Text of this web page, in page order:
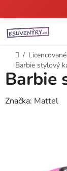
na
obsah
Domů
/
Barbie stylový
Barbie
Značka: Mattel